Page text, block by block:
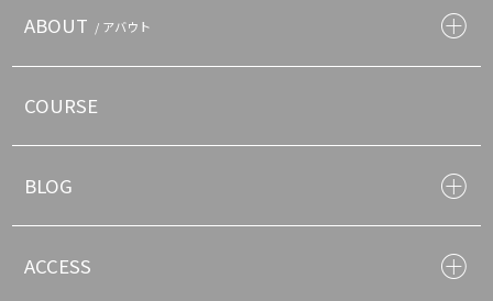
ABOUT / アバウト
COURSE
BLOG
ACCESS